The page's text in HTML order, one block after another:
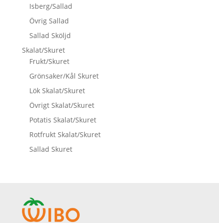
Isberg/Sallad
Övrig Sallad
Sallad Sköljd
Skalat/Skuret
Frukt/Skuret
Grönsaker/Kål Skuret
Lök Skalat/Skuret
Övrigt Skalat/Skuret
Potatis Skalat/Skuret
Rotfrukt Skalat/Skuret
Sallad Skuret